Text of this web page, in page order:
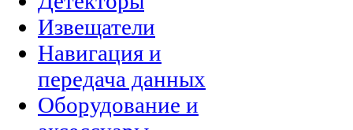
Извещатели
Навигация и
передача данных
Оборудование и